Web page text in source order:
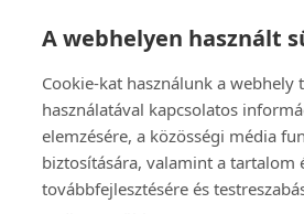
VPN
Avast
HMA Pro VPN
AVG
Secure VPN
Bitdefender
Premium VPN
F-Secure
A webhelyen használt
Cookie-kat használunk a webhely
használatával kapcsolatos
elemzésére, a közösségi média
biztosítására, valamint a tartalom
továbbfejlesztésére és